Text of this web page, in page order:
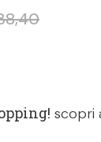
scopri